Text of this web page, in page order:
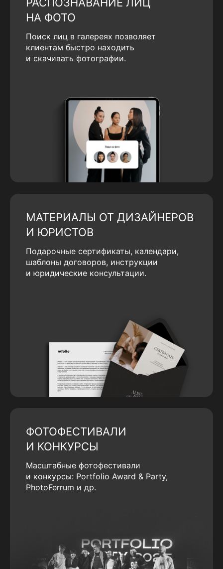
РАСПОЗНАВАНИЕ ЛИЦ
НА ФОТО
Поиск лиц в галереях позволяет
клиентам быстро находить
и скачивать фотографии.
МАТЕРИАЛЫ ОТ ДИЗАЙНЕРОВ
И ЮРИСТОВ
Подарочные сертификаты, календари,
шаблоны договоров, инструкции
и юридические консультации.
ФОТОФЕСТИВАЛИ
И КОНКУРСЫ
Масштабные фотофестивали
и конкурсы: Portfolio Award & Party,
PhotoFerrum и др.